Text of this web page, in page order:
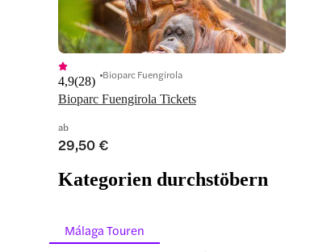
Bioparc Fuengirola Tickets
4,9(28) Bioparc Fuengirola
ab
29,50 €
Kategorien durchstöbern
Málaga Touren